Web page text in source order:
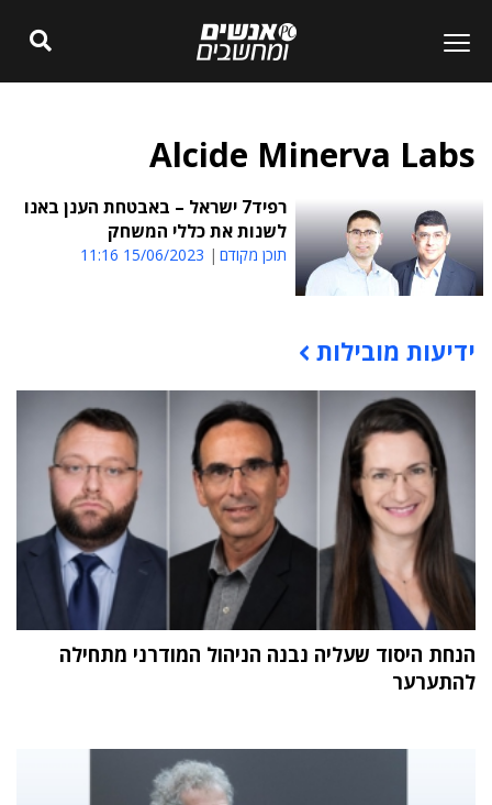
Alcide Minerva Labs
רפיד7 ישראל – באבטחת הענן באנו
לשנות את כללי המשחק
תוכן מקודם 15/06/2023 11:16
תוכן פרסומי
ידיעות מובילות
הנחת היסוד שעליה נבנה הניהול המודרני מתחילה
להתערער